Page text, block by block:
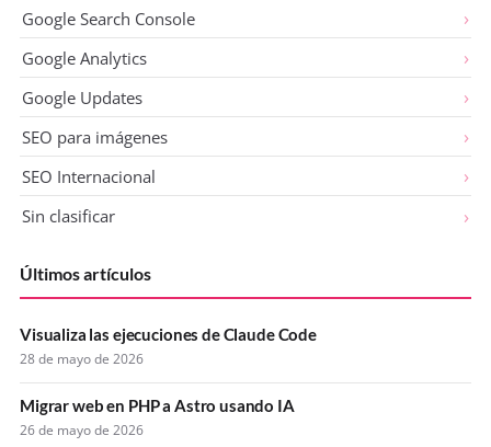
Google Search Console
Google Analytics
Google Updates
SEO para imágenes
SEO Internacional
Sin clasificar
Últimos artículos
Visualiza las ejecuciones de Claude Code
28 de mayo de 2026
Migrar web en PHP a Astro usando IA
26 de mayo de 2026